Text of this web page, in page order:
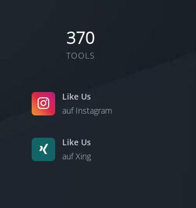
370
TOOLS
Like Us
auf Instagram
Like Us
auf Xing